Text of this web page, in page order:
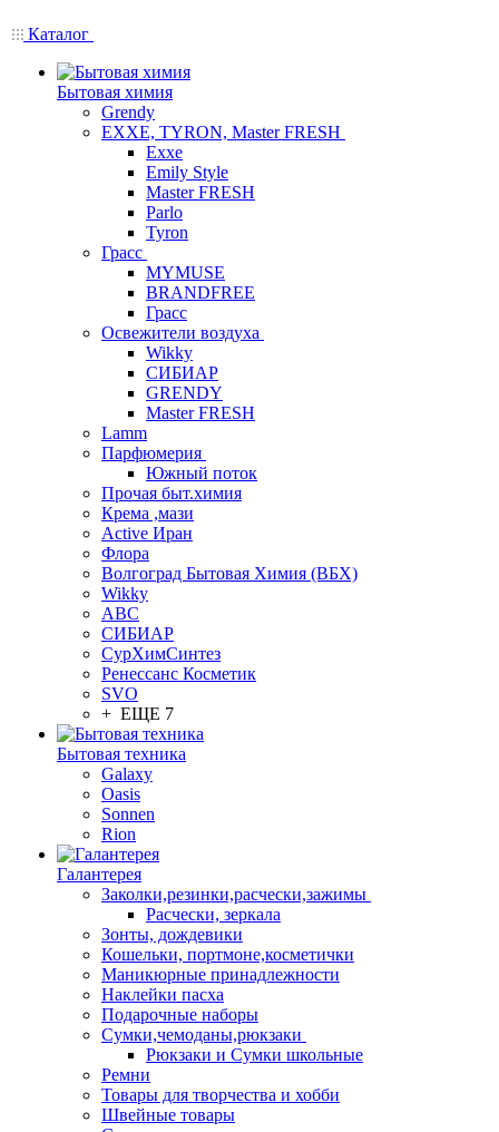
Каталог
Бытовая химия
Grendy
EXXE, TYRON, Master FRESH
Exxe
Emily Style
Master FRESH
Parlo
Tyron
Грасс
MYMUSE
BRANDFREE
Грасс
Освежители воздуха
Wikky
СИБИАР
GRENDY
Master FRESH
Lamm
Парфюмерия
Южный поток
Прочая быт.химия
Крема ,мази
Аctive Иран
Флора
Волгоград Бытовая Химия (ВБХ)
Wikky
АВС
СИБИАР
СурХимСинтез
Ренессанс Косметик
SVO
+ ЕЩЕ 7
Бытовая техника
Galaxy
Oasis
Sonnen
Rion
Галантерея
Заколки,резинки,расчески,зажимы
Расчески, зеркала
Зонты, дождевики
Кошельки, портмоне,косметички
Маникюрные принадлежности
Наклейки пасха
Подарочные наборы
Сумки,чемоданы,рюкзаки
Рюкзаки и Сумки школьные
Ремни
Товары для творчества и хобби
Швейные товары